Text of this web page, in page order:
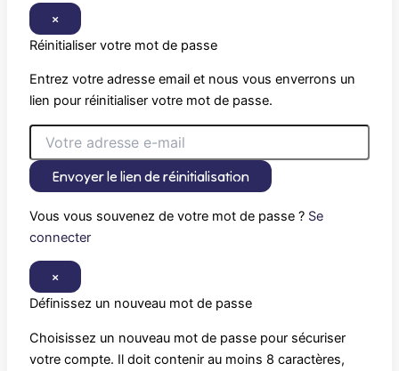
×
Réinitialiser votre mot de passe
Entrez votre adresse email et nous vous enverrons un
lien pour réinitialiser votre mot de passe.
Envoyer le lien de réinitialisation
Vous vous souvenez de votre mot de passe ? Se
connecter
×
Définissez un nouveau mot de passe
Choisissez un nouveau mot de passe pour sécuriser
votre compte. Il doit contenir au moins 8 caractères,